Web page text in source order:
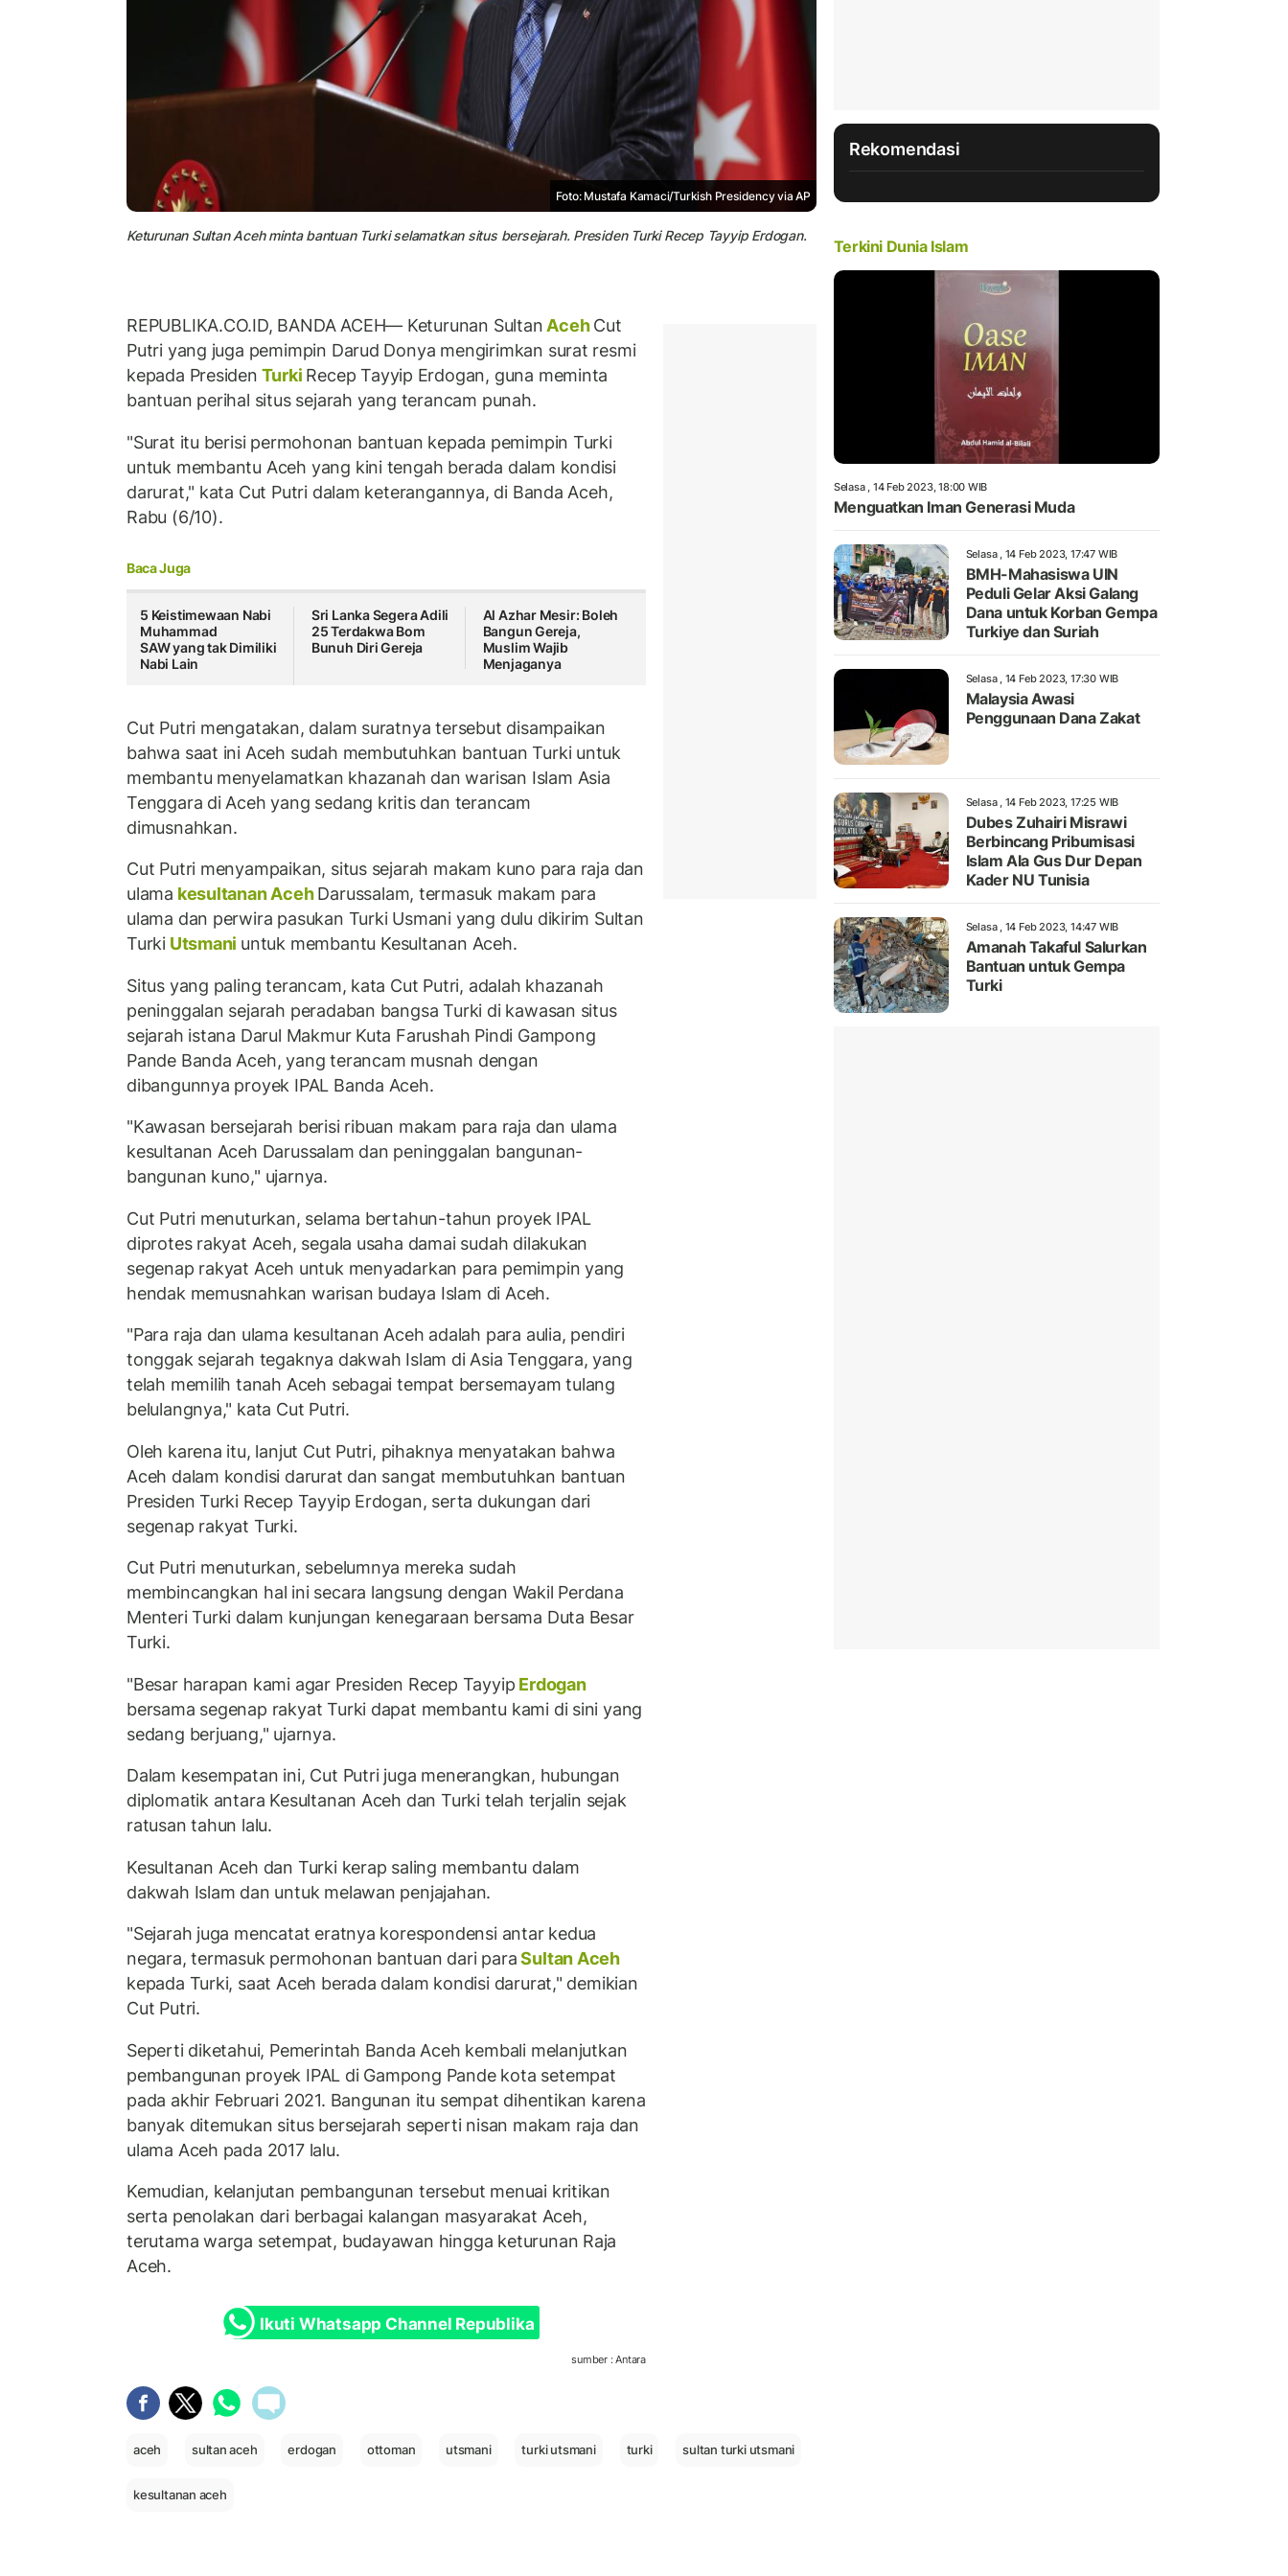
Foto: Mustafa Kamaci/Turkish Presidency via AP
Keturunan Sultan Aceh minta bantuan Turki selamatkan situs bersejarah. Presiden Turki Recep Tayyip Erdogan.
REPUBLIKA.CO.ID, BANDA ACEH— Keturunan SultanAcehCut
Putri yang juga pemimpin Darud Donya mengirimkan surat resmi
kepada Presiden Turki Recep Tayyip Erdogan, guna meminta
bantuan perihal situs sejarah yang terancam punah.
"Surat itu berisi permohonan bantuan kepada pemimpin Turki
untuk membantu Aceh yang kini tengah berada dalam kondisi
darurat," kata Cut Putri dalam keterangannya, di Banda Aceh,
Rabu (6/10).
Baca Juga
5 Keistimewaan Nabi
Muhammad
SAW yang tak Dimiliki
Nabi Lain
Sri Lanka Segera Adili
25 Terdakwa Bom
Bunuh Diri Gereja
Al Azhar Mesir: Boleh
Bangun Gereja,
Muslim Wajib
Menjaganya
Cut Putri mengatakan, dalam suratnya tersebut disampaikan
bahwa saat ini Aceh sudah membutuhkan bantuan Turki untuk
membantu menyelamatkan khazanah dan warisan Islam Asia
Tenggara di Aceh yang sedang kritis dan terancam
dimusnahkan.
Cut Putri menyampaikan, situs sejarah makam kuno para raja dan
ulama kesultanan AcehDarussalam, termasuk makam para
ulama dan perwira pasukan Turki Usmani yang dulu dikirim Sultan
TurkiUtsmani untuk membantu Kesultanan Aceh.
Situs yang paling terancam, kata Cut Putri, adalah khazanah
peninggalan sejarah peradaban bangsa Turki di kawasan situs
sejarah istana Darul Makmur Kuta Farushah Pindi Gampong
Pande Banda Aceh, yang terancam musnah dengan
dibangunnya proyek IPAL Banda Aceh.
"Kawasan bersejarah berisi ribuan makam para raja dan ulama
kesultanan Aceh Darussalam dan peninggalan bangunan-
bangunan kuno," ujarnya.
Cut Putri menuturkan, selama bertahun-tahun proyek IPAL
diprotes rakyat Aceh, segala usaha damai sudah dilakukan
segenap rakyat Aceh untuk menyadarkan para pemimpin yang
hendak memusnahkan warisan budaya Islam di Aceh.
"Para raja dan ulama kesultanan Aceh adalah para aulia, pendiri
tonggak sejarah tegaknya dakwah Islam di Asia Tenggara, yang
telah memilih tanah Aceh sebagai tempat bersemayam tulang
belulangnya," kata Cut Putri.
Oleh karena itu, lanjut Cut Putri, pihaknya menyatakan bahwa
Aceh dalam kondisi darurat dan sangat membutuhkan bantuan
Presiden Turki Recep Tayyip Erdogan, serta dukungan dari
segenap rakyat Turki.
Cut Putri menuturkan, sebelumnya mereka sudah
membincangkan hal ini secara langsung dengan Wakil Perdana
Menteri Turki dalam kunjungan kenegaraan bersama Duta Besar
Turki.
"Besar harapan kami agar Presiden Recep Tayyip Erdogan
bersama segenap rakyat Turki dapat membantu kami di sini yang
sedang berjuang," ujarnya.
Dalam kesempatan ini, Cut Putri juga menerangkan, hubungan
diplomatik antara Kesultanan Aceh dan Turki telah terjalin sejak
ratusan tahun lalu.
Kesultanan Aceh dan Turki kerap saling membantu dalam
dakwah Islam dan untuk melawan penjajahan.
"Sejarah juga mencatat eratnya korespondensi antar kedua
negara, termasuk permohonan bantuan dari paraSultan Aceh
kepada Turki, saat Aceh berada dalam kondisi darurat," demikian
Cut Putri.
Seperti diketahui, Pemerintah Banda Aceh kembali melanjutkan
pembangunan proyek IPAL di Gampong Pande kota setempat
pada akhir Februari 2021. Bangunan itu sempat dihentikan karena
banyak ditemukan situs bersejarah seperti nisan makam raja dan
ulama Aceh pada 2017 lalu.
Kemudian, kelanjutan pembangunan tersebut menuai kritikan
serta penolakan dari berbagai kalangan masyarakat Aceh,
terutama warga setempat, budayawan hingga keturunan Raja
Aceh.
Ikuti Whatsapp Channel Republika
sumber : Antara
aceh sultan aceh erdogan ottoman utsmani turki utsmani turki sultan turki utsmani
kesultanan aceh
Rekomendasi
Terkini Dunia Islam
Selasa , 14 Feb 2023, 18:00 WIB
Menguatkan Iman Generasi Muda
Selasa , 14 Feb 2023, 17:47 WIB
BMH-Mahasiswa UIN
Peduli Gelar Aksi Galang
Dana untuk Korban Gempa
Turkiye dan Suriah
Selasa , 14 Feb 2023, 17:30 WIB
Malaysia Awasi
Penggunaan Dana Zakat
Selasa , 14 Feb 2023, 17:25 WIB
Dubes Zuhairi Misrawi
Berbincang Pribumisasi
Islam Ala Gus Dur Depan
Kader NU Tunisia
Selasa , 14 Feb 2023, 14:47 WIB
Amanah Takaful Salurkan
Bantuan untuk Gempa
Turki